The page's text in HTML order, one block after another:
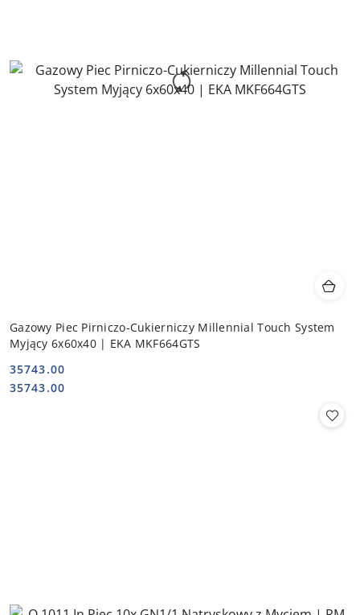
Gazowy Piec Pirniczo-Cukierniczy Millennial Touch System
Myjący 6x60x40 | EKA MKF664GTS
Cena:
35743.00
Cena:
35743.00